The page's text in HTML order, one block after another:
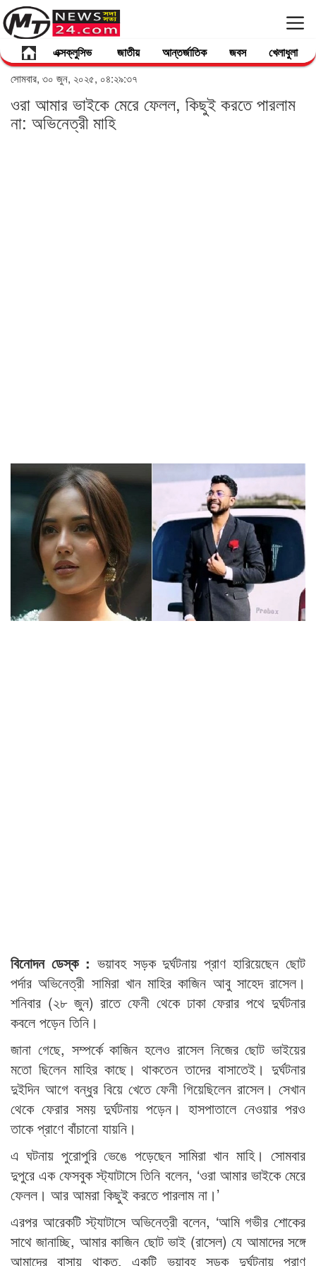
এক্সক্লুসিভ জাতীয় আন্তর্জাতিক জবস খেলাধুলা
সোমবার, ৩০ জুন, ২০২৫, ০৪:২৯:৩৭
ওরা আমার ভাইকে মেরে ফেলল, কিছুই করতে পারলাম
না: অভিনেত্রী মাহি
বিনোদন ডেস্ক : ভয়াবহ সড়ক দুর্ঘটনায় প্রাণ হারিয়েছেন ছোট
পর্দার অভিনেত্রী সামিরা খান মাহির কাজিন আবু সাহেদ রাসেল।
শনিবার (২৮ জুন) রাতে ফেনী থেকে ঢাকা ফেরার পথে দুর্ঘটনার
কবলে পড়েন তিনি।
জানা গেছে, সম্পর্কে কাজিন হলেও রাসেল নিজের ছোট ভাইয়ের
মতো ছিলেন মাহির কাছে। থাকতেন তাদের বাসাতেই। দুর্ঘটনার
দুইদিন আগে বন্ধুর বিয়ে খেতে ফেনী গিয়েছিলেন রাসেল। সেখান
থেকে ফেরার সময় দুর্ঘটনায় পড়েন। হাসপাতালে নেওয়ার পরও
তাকে প্রাণে বাঁচানো যায়নি।
এ ঘটনায় পুরোপুরি ভেঙে পড়েছেন সামিরা খান মাহি। সোমবার
দুপুরে এক ফেসবুক স্ট্যাটাসে তিনি বলেন, ‘ওরা আমার ভাইকে মেরে
ফেলল। আর আমরা কিছুই করতে পারলাম না।’
এরপর আরেকটি স্ট্যাটাসে অভিনেত্রী বলেন, ‘আমি গভীর শোকের
সাথে জানাচ্ছি, আমার কাজিন ছোট ভাই (রাসেল) যে আমাদের সঙ্গে
আমাদের বাসায় থাকত, একটি ভয়াবহ সড়ক দুর্ঘটনায় প্রাণ